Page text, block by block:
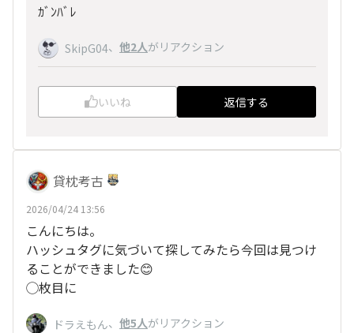
ｶﾞﾝﾊﾞﾚ
SkipG04、 他2人がリアクション
いいね 返信する
貸枕考古
2026/04/24 13:56
こんにちは。
ハッシュタグに気づいて探してみたら今回は見つけ
ることができました😊
◯枚目に
ドラえもん、 他5人がリアクション